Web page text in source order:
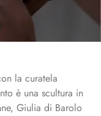
è una scultura in
Giulia di Barolo